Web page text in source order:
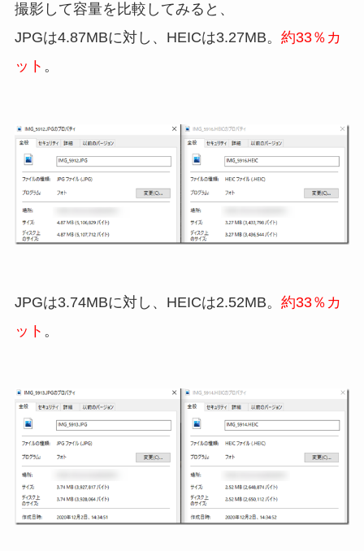
撮影して容量を比較してみると、
JPGは4.87MBに対し、HEICは3.27MB。 約33％カ
ット 。
JPGは3.74MBに対し、HEICは2.52MB。 約33％カ
ット 。